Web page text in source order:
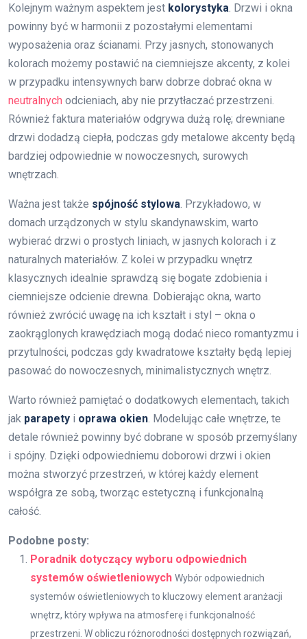
Kolejnym ważnym aspektem jest kolorystyka . Drzwi i okna
powinny być w harmonii z pozostałymi elementami
wyposażenia oraz ścianami. Przy jasnych, stonowanych
kolorach możemy postawić na ciemniejsze akcenty, z kolei
w przypadku intensywnych barw dobrze dobrać okna w
neutralnych odcieniach, aby nie przytłaczać przestrzeni.
Również faktura materiałów odgrywa dużą rolę; drewniane
drzwi dodadzą ciepła, podczas gdy metalowe akcenty będą
bardziej odpowiednie w nowoczesnych, surowych
wnętrzach.
Ważna jest także spójność stylowa . Przykładowo, w
domach urządzonych w stylu skandynawskim, warto
wybierać drzwi o prostych liniach, w jasnych kolorach i z
naturalnych materiałów. Z kolei w przypadku wnętrz
klasycznych idealnie sprawdzą się bogate zdobienia i
ciemniejsze odcienie drewna. Dobierając okna, warto
również zwrócić uwagę na ich kształt i styl – okna o
zaokrąglonych krawędziach mogą dodać nieco romantyzmu i
przytulności, podczas gdy kwadratowe kształty będą lepiej
pasować do nowoczesnych, minimalistycznych wnętrz.
Warto również pamiętać o dodatkowych elementach, takich
jak parapety i oprawa okien . Modelując całe wnętrze, te
detale również powinny być dobrane w sposób przemyślany
i spójny. Dzięki odpowiedniemu doborowi drzwi i okien
można stworzyć przestrzeń, w której każdy element
współgra ze sobą, tworząc estetyczną i funkcjonalną
całość.
Podobne posty:
Poradnik dotyczący wyboru odpowiednich
systemów oświetleniowych Wybór odpowiednich
systemów oświetleniowych to kluczowy element aranżacji
wnętrz, który wpływa na atmosferę i funkcjonalność
przestrzeni. W obliczu różnorodności dostępnych rozwiązań,